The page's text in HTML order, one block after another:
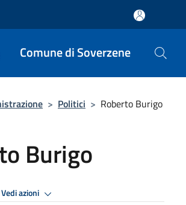
Comune di Soverzene
> Politici > Roberto Burigo
Burigo
Vedi azioni